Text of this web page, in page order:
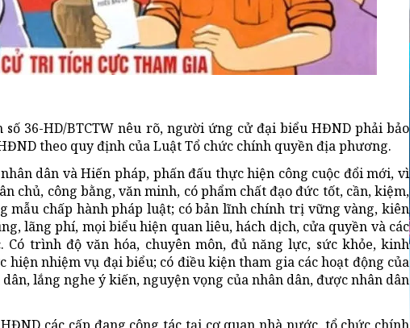
36-HD/BTCTW nêu rõ, người ứng cử đại biểu HĐND phải bảo
theo quy định của Luật Tổ chức chính quyền địa phương.
dân và Hiến pháp, phấn đấu thực hiện công cuộc đổi mới, vì
chủ, công bằng, văn minh, có phẩm chất đạo đức tốt, cần, kiệm,
mẫu chấp hành pháp luật; có bản lĩnh chính trị vững vàng, kiên
lãng phí, mọi biểu hiện quan liêu, hách dịch, cửa quyền và các
trình độ văn hóa, chuyên môn, đủ năng lực, sức khỏe, kinh
hiện nhiệm vụ đại biểu; có điều kiện tham gia các hoạt động của
lắng nghe ý kiến, nguyện vọng của nhân dân, được nhân dân